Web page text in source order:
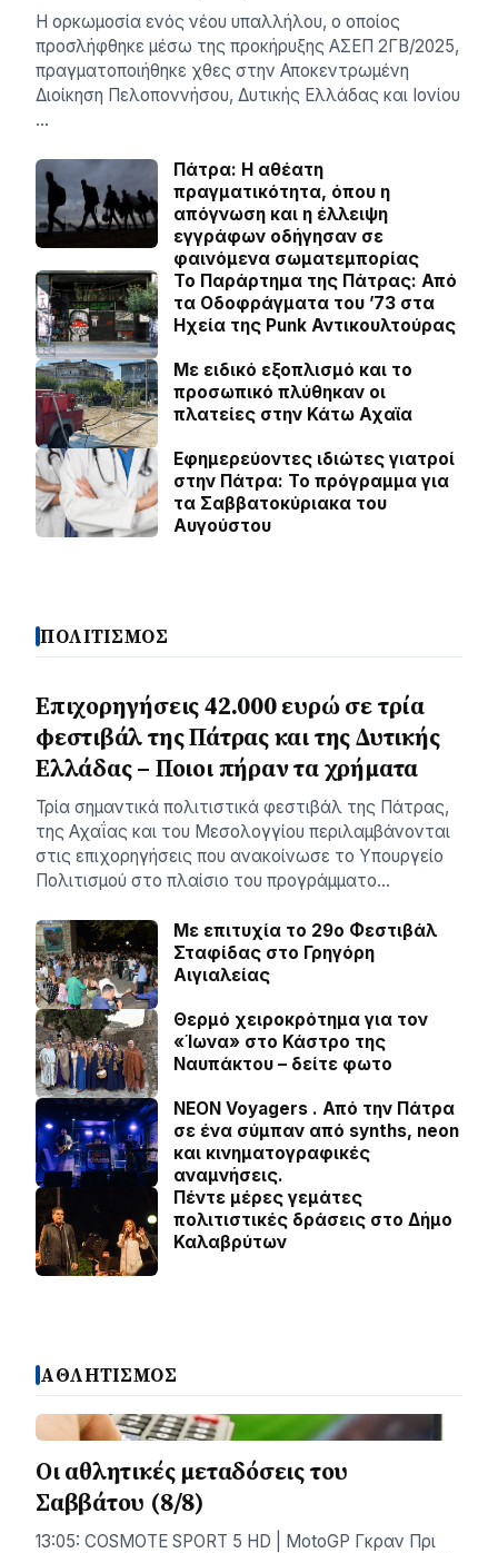
Η ορκωμοσία ενός νέου υπαλλήλου, ο οποίος
προσλήφθηκε μέσω της προκήρυξης ΑΣΕΠ 2ΓΒ/2025,
πραγματοποιήθηκε χθες στην Αποκεντρωμένη
Διοίκηση Πελοποννήσου, Δυτικής Ελλάδας και Ιονίου
…
Πάτρα: Η αθέατη
πραγματικότητα, όπου η
απόγνωση και η έλλειψη
εγγράφων οδήγησαν σε
φαινόμενα σωματεμπορίας
Το Παράρτημα της Πάτρας: Από
τα Οδοφράγματα του ’73 στα
Ηχεία της Punk Αντικουλτούρας
Με ειδικό εξοπλισμό και το
προσωπικό πλύθηκαν οι
πλατείες στην Κάτω Αχαϊα
Εφημερεύοντες ιδιώτες γιατροί
στην Πάτρα: Το πρόγραμμα για
τα Σαββατοκύριακα του
Αυγούστου
ΠΟΛΙΤΙΣΜΟΣ
Επιχορηγήσεις 42.000 ευρώ σε τρία
φεστιβάλ της Πάτρας και της Δυτικής
Ελλάδας – Ποιοι πήραν τα χρήματα
Τρία σημαντικά πολιτιστικά φεστιβάλ της Πάτρας,
της Αχαΐας και του Μεσολογγίου περιλαμβάνονται
στις επιχορηγήσεις που ανακοίνωσε το Υπουργείο
Πολιτισμού στο πλαίσιο του προγράμματο…
Με επιτυχία το 29ο Φεστιβάλ
Σταφίδας στο Γρηγόρη
Aιγιαλείας
Θερμό χειροκρότημα για τον
«Ίωνα» στο Κάστρο της
Ναυπάκτου – δείτε φωτο
NEON Voyagers . Από την Πάτρα
σε ένα σύμπαν από synths, neon
και κινηματογραφικές
αναμνήσεις.
Πέντε μέρες γεμάτες
πολιτιστικές δράσεις στο Δήμο
Καλαβρύτων
ΑΘΛΗΤΙΣΜΟΣ
Οι αθλητικές μεταδόσεις του
Σαββάτου (8/8)
13:05: COSMOTE SPORT 5 HD | MotoGP Γκραν Πρι